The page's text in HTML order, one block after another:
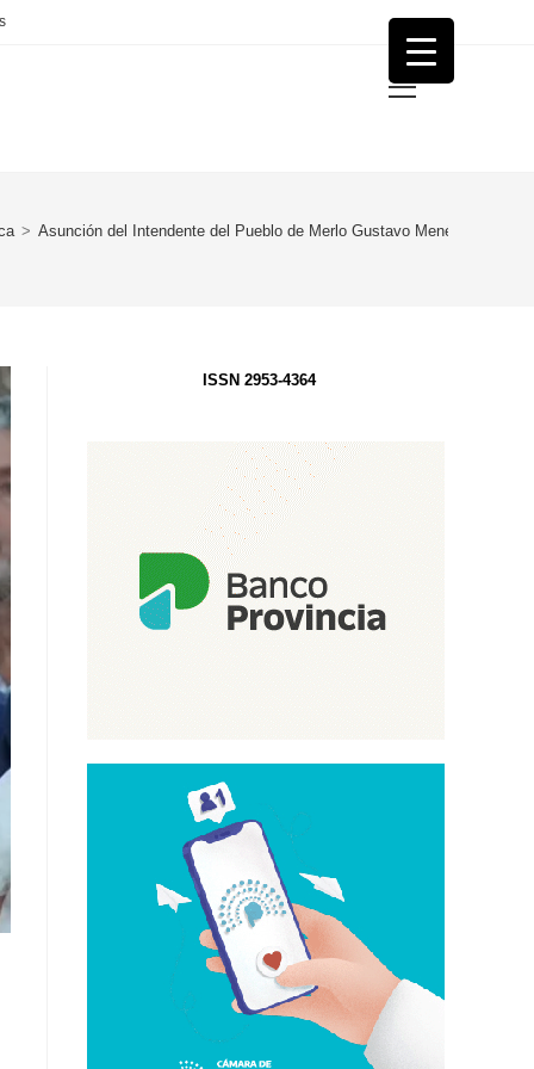
Menú
> Asunción del Intendente del Pueblo de Merlo Gustavo Menéndez y
ISSN 2953-4364